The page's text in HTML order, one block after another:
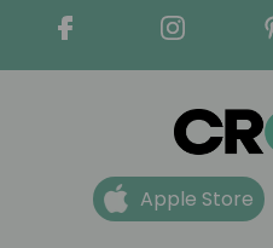
Apple Store